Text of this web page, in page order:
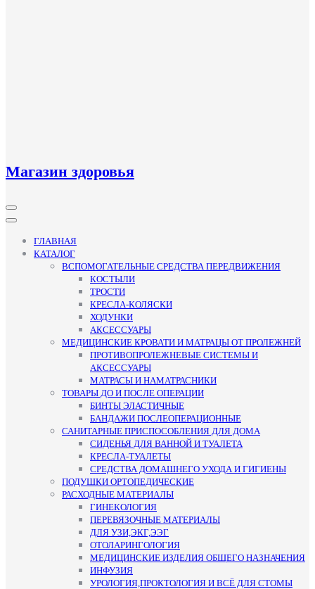
Магазин здоровья
Кнопка
Открыть
ГЛАВНАЯ
КАТАЛОГ
ВСПОМОГАТЕЛЬНЫЕ СРЕДСТВА ПЕРЕДВИЖЕНИЯ
КОСТЫЛИ
ТРОСТИ
КРЕСЛА-КОЛЯСКИ
ХОДУНКИ
АКСЕССУАРЫ
МЕДИЦИНСКИЕ КРОВАТИ И МАТРАЦЫ ОТ ПРОЛЕЖНЕЙ
ПРОТИВОПРОЛЕЖНЕВЫЕ СИСТЕМЫ И
АКСЕССУАРЫ
МАТРАСЫ И НАМАТРАСНИКИ
ТОВАРЫ ДО И ПОСЛЕ ОПЕРАЦИИ
БИНТЫ ЭЛАСТИЧНЫЕ
БАНДАЖИ ПОСЛЕОПЕРАЦИОННЫЕ
САНИТАРНЫЕ ПРИСПОСОБЛЕНИЯ ДЛЯ ДОМА
СИДЕНЬЯ ДЛЯ ВАННОЙ И ТУАЛЕТА
КРЕСЛА-ТУАЛЕТЫ
СРЕДСТВА ДОМАШНЕГО УХОДА И ГИГИЕНЫ
ПОДУШКИ ОРТОПЕДИЧЕСКИЕ
РАСХОДНЫЕ МАТЕРИАЛЫ
ГИНЕКОЛОГИЯ
ПЕРЕВЯЗОЧНЫЕ МАТЕРИАЛЫ
ДЛЯ УЗИ,ЭКГ,ЭЭГ
ОТОЛАРИНГОЛОГИЯ
МЕДИЦИНСКИЕ ИЗДЕЛИЯ ОБЩЕГО НАЗНАЧЕНИЯ
ИНФУЗИЯ
УРОЛОГИЯ,ПРОКТОЛОГИЯ И ВСЁ ДЛЯ СТОМЫ